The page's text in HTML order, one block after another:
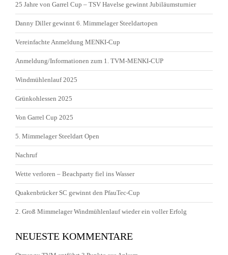
25 Jahre von Garrel Cup – TSV Havelse gewinnt Jubiläumsturnier
Danny Diller gewinnt 6. Mimmelager Steeldartopen
Vereinfachte Anmeldung MENKI-Cup
Anmeldung/Informationen zum 1. TVM-MENKI-CUP
Windmühlenlauf 2025
Grünkohlessen 2025
Von Garrel Cup 2025
5. Mimmelager Steeldart Open
Nachruf
Wette verloren – Beachparty fiel ins Wasser
Quakenbrücker SC gewinnt den PfauTec-Cup
2. Groß Mimmelager Windmühlenlauf wieder ein voller Erfolg
NEUESTE KOMMENTARE